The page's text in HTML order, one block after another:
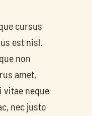
cursus
est nisl.
non
amet,
vitae neque
nec justo